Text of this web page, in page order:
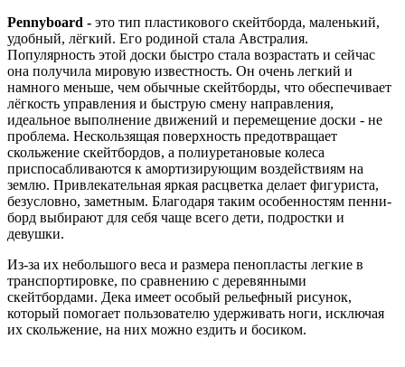
Pennyboard - это тип пластикового скейтборда, маленький,
удобный, лёгкий. Его родиной стала Австралия.
Популярность этой доски быстро стала возрастать и сейчас
она получила мировую известность. Он очень легкий и
намного меньше, чем обычные скейтборды, что обеспечивает
лёгкость управления и быструю смену направления,
идеальное выполнение движений и перемещение доски - не
проблема. Нескользящая поверхность предотвращает
скольжение скейтбордов, а полиуретановые колеса
приспосабливаются к амортизирующим воздействиям на
землю. Привлекательная яркая расцветка делает фигуриста,
безусловно, заметным. Благодаря таким особенностям пенни-
борд выбирают для себя чаще всего дети, подростки и
девушки.
Из-за их небольшого веса и размера пенопласты легкие в
транспортировке, по сравнению с деревянными
скейтбордами. Дека имеет особый рельефный рисунок,
который помогает пользователю удерживать ноги, исключая
их скольжение, на них можно ездить и босиком.